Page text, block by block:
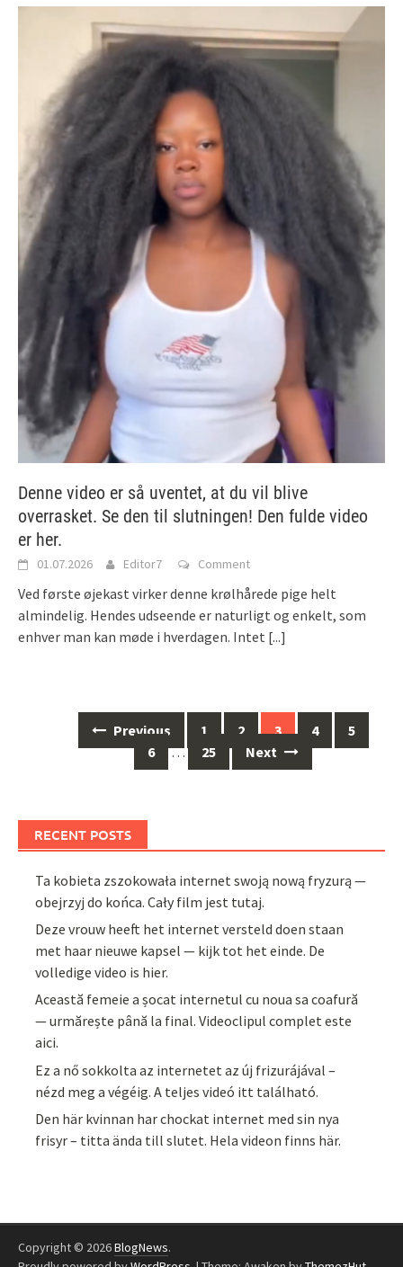
Denne video er så uventet, at du vil blive
overrasket. Se den til slutningen! Den fulde video
er her.
01.07.2026 Editor7 Comment
Ved første øjekast virker denne krølhårede pige helt
almindelig. Hendes udseende er naturligt og enkelt, som
enhver man kan møde i hverdagen. Intet [...]
navigation
Previous 1 2 3 4
5
6
… 25 Next
RECENT POSTS
Ta kobieta zszokowała internet swoją nową fryzurą —
obejrzyj do końca. Cały film jest tutaj.
Deze vrouw heeft het internet versteld doen staan
met haar nieuwe kapsel — kijk tot het einde. De
volledige video is hier.
Această femeie a șocat internetul cu noua sa coafură
— urmărește până la final. Videoclipul complet este
aici.
Ez a nő sokkolta az internetet az új frizurájával –
nézd meg a végéig. A teljes videó itt található.
Den här kvinnan har chockat internet med sin nya
frisyr – titta ända till slutet. Hela videon finns här.
Copyright © 2026BlogNews.